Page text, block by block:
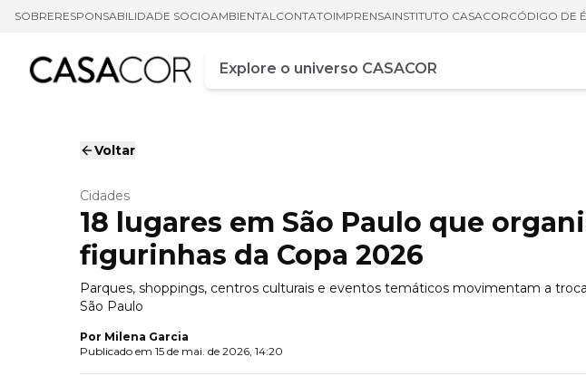
SOBRERESPONSABILIDADE SOCIOAMBIENTALCONTATOIMPRENSAINSTITUTO CASACORCÓDIGO DE
Campo de busca
Digite pelo menos três caracteres
Voltar
Cidades
18 lugares em São Paulo que
figurinhas da Copa 2026
Parques, shoppings, centros culturais e eventos temáticos movimentam a
São Paulo
Por Milena Garcia
Publicado em 15 de mai. de 2026, 14:20